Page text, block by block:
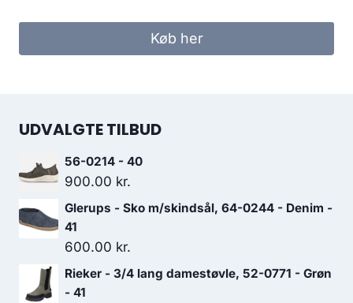
Køb her
UDVALGTE TILBUD
56-0214 - 40
900.00 kr.
Glerups - Sko m/skindsål, 64-0244 - Denim -
41
600.00 kr.
Rieker - 3/4 lang damestøvle, 52-0771 - Grøn
- 41